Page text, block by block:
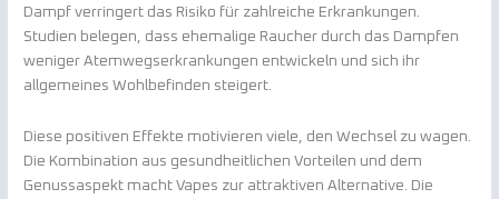
Dampf verringert das Risiko für zahlreiche Erkrankungen.
Studien belegen, dass ehemalige Raucher durch das Dampfen
weniger Atemwegserkrankungen entwickeln und sich ihr
allgemeines Wohlbefinden steigert.
Diese positiven Effekte motivieren viele, den Wechsel zu wagen.
Die Kombination aus gesundheitlichen Vorteilen und dem
Genussaspekt macht Vapes zur attraktiven Alternative. Die